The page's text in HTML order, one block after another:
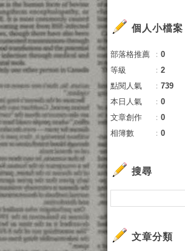
個人小檔案
部落格推薦 ： 0
等級
： 2
點閱人氣
： 739
本日人氣
： 0
文章創作
： 0
相簿數
： 0
搜尋
文章分類